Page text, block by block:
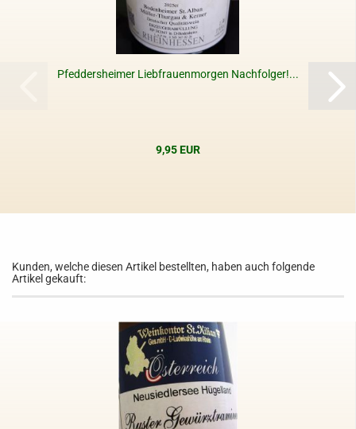
Pfeddersheimer Liebfrauenmorgen Nachfolger!...
9,95 EUR
Kunden, welche diesen Artikel bestellten, haben auch folgende
Artikel gekauft: